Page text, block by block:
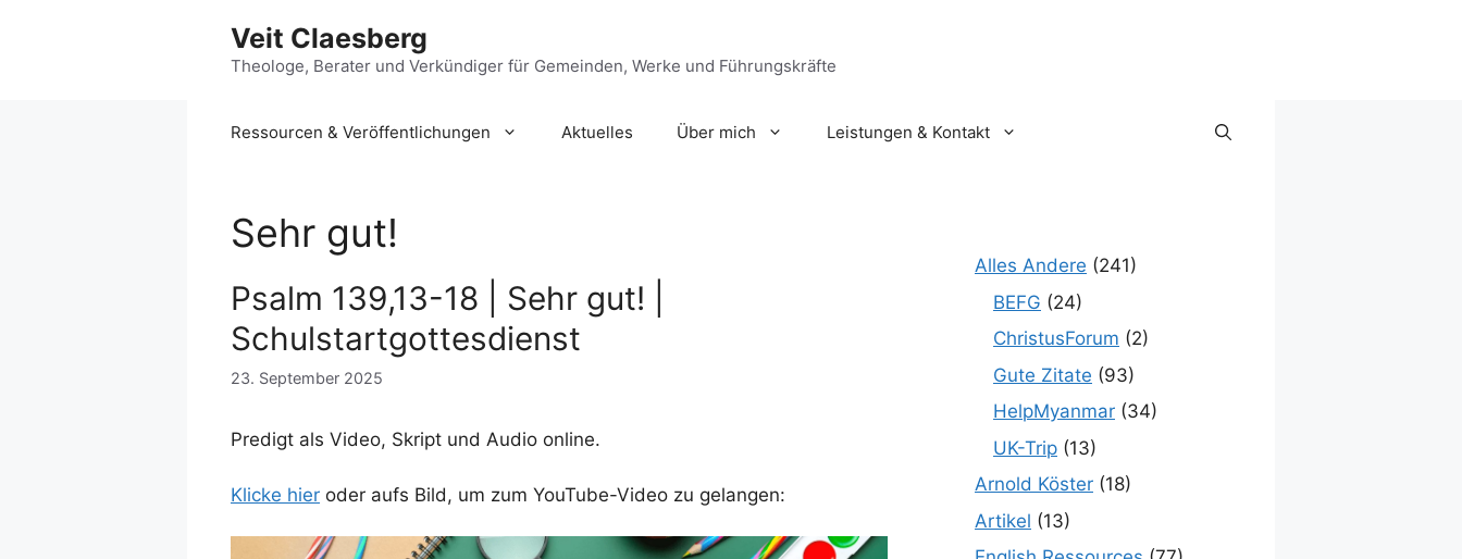
Veit Claesberg
Theologe, Berater und Verkündiger für Gemeinden, Werke und Führungskräfte
Ressourcen & Veröffentlichungen Aktuelles Über mich Leistungen & Kontakt
Sehr gut!
Psalm 139,13-18 | Sehr gut! |
Schulstartgottesdienst
23. September 2025
Predigt als Video, Skript und Audio online.
Klicke hier oder aufs Bild, um zum YouTube-Video zu gelangen:
Alles Andere (241)
BEFG (24)
ChristusForum (2)
Gute Zitate (93)
HelpMyanmar (34)
UK-Trip (13)
Arnold Köster (18)
Artikel (13)